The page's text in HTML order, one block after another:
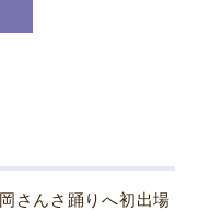
さんさ踊りへ初出場